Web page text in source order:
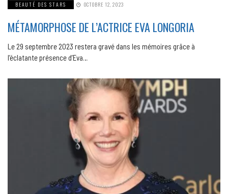
BEAUTÉ DES STARS OCTOBRE 12, 2023
MÉTAMORPHOSE DE L’ACTRICE EVA LONGORIA
Le 29 septembre 2023 restera gravé dans les mémoires grâce à
l’éclatante présence d’Eva…